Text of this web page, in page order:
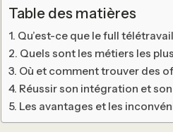
Table des matières
Qu’est-ce que le full
Quels sont les métiers les
Où et comment trouver des
Réussir son intégration et
Les avantages et les